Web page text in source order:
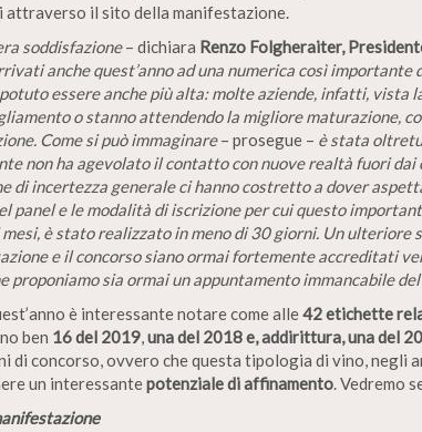
attraverso il sito della manifestazione.
soddisfazione– dichiara Renzo Folgheraiter,
anche quest’anno ad una numerica così
essere anche più alta: molte aziende, infatti, vista
o stanno attendendo la migliore maturazione,
Come si può immaginare– prosegue – è stata
non ha agevolato il contatto con nuove realtà fuori
di incertezza generale ci hanno costretto a dover
panel e le modalità di iscrizione per cui questo
è stato realizzato in meno di 30 giorni. Un ulteriore
e il concorso siano ormai fortemente accreditati
proponiamo sia ormai un appuntamento immancabile
è interessante notare come alle42 etichette
ben 16 del 2019,una del 2018 e, addirittura, una del
di concorso, ovvero che questa tipologia di vino, negli
un interessantepotenziale di affinamento. Vedremo